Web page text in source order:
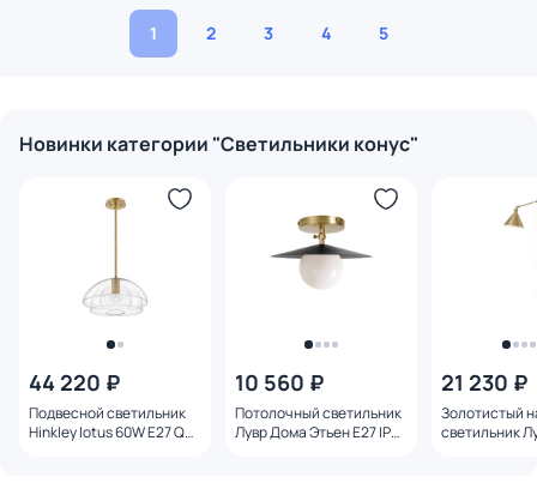
1 2 3 4 5
Новинки категории "Светильники конус"
44 220 ₽
Подвесной светильник
Hinkley lotus 60W E27 QN-
10 560 ₽
Потолочный светильник
Лувр Дома Этьен E27 IP20
21 230 ₽
Золотистый
светильник